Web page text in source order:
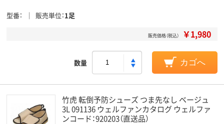
型番 販売単位 1足
販売価格（税込） ￥1,980
数量 カゴへ
竹虎 転倒予防シューズ つま先なし ベージュ
3L 091136 ウェルファンカタログ ウェルファ
ンコード：920203（直送品）